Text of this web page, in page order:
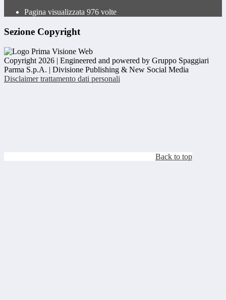
Pagina visualizzata 976 volte
Sezione Copyright
Copyright 2026 | Engineered and powered by Gruppo Spaggiari
Parma S.p.A. | Divisione Publishing & New Social Media
Disclaimer trattamento dati personali
Back to top